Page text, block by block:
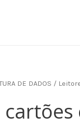
DE DADOS /